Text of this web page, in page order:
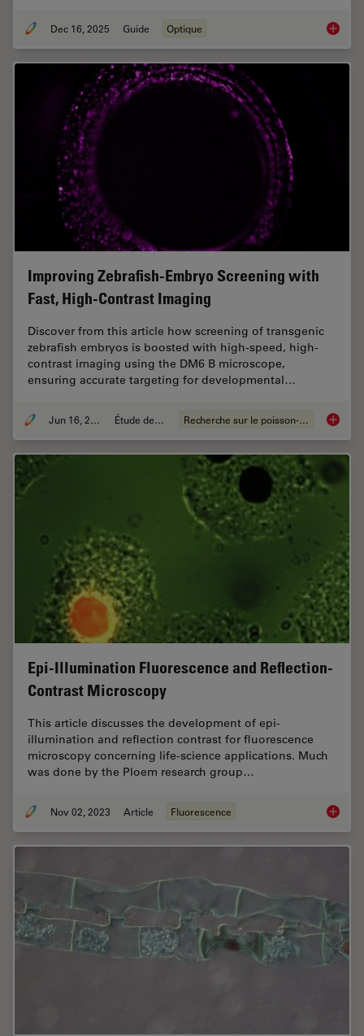
Dec 16, 2025 Guide Optique Factors
Improving Zebrafish-Embryo Screening with
Fast, High-Contrast Imaging
Discover from this article how screening of transgenic
zebrafish embryos is boosted with high-speed, high-
contrast imaging using the DM6 B microscope,
ensuring accurate targeting for developmental…
Jun 16, 2025 Étude de cas Recherche sur le poisson-zèbre
Epi-Illumination Fluorescence and Reflection-
Contrast Microscopy
This article discusses the development of epi-
illumination and reflection contrast for fluorescence
microscopy concerning life-science applications. Much
was done by the Ploem research group…
Nov 02, 2023 Article Fluorescence Epi-